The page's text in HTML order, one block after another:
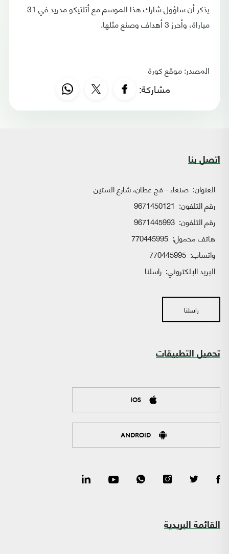
يذكر أن ساؤول شارك هذا الموسم مع أتلتيكو مدريد في 31
مباراة، وأحرز 3 أهداف وصنع مثلها.
المصدر: موقع كورة
مشاركة:
اتصل بنا
العنوان: صنعاء - فج عطان، شارع الستين
رقم التلفون: 9671450121
رقم التلفون: 9671445993
هاتف محمول: 770445995
واتساب:
البريد الإلكتروني: راسلنا
راسلنا
تحميل التطبيقات
IOS
ANDROID
القائمة البريدية